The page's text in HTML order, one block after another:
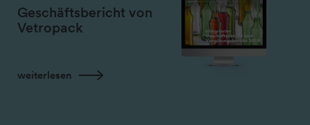
Geschäftsbericht von
Vetropack
weiterlesen